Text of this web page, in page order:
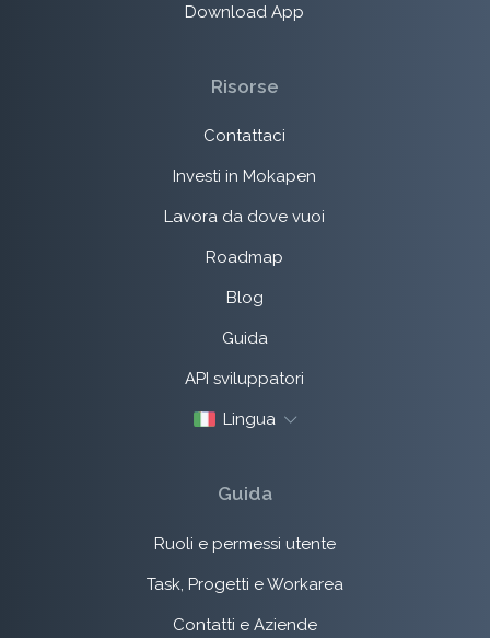
Download App
Risorse
Contattaci
Investi in Mokapen
Lavora da dove vuoi
Roadmap
Blog
Guida
API sviluppatori
Lingua
Guida
Ruoli e permessi utente
Task, Progetti e Workarea
Contatti e Aziende